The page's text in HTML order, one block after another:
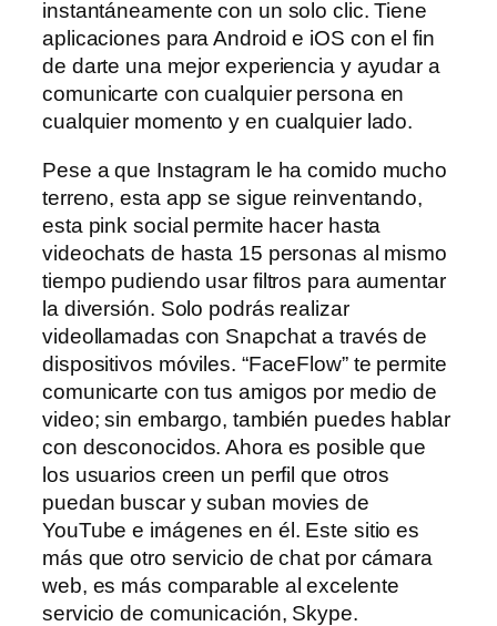
instantáneamente con un solo clic. Tiene
aplicaciones para Android e iOS con el fin
de darte una mejor experiencia y ayudar a
comunicarte con cualquier persona en
cualquier momento y en cualquier lado.
Pese a que Instagram le ha comido mucho
terreno, esta app se sigue reinventando,
esta pink social permite hacer hasta
videochats de hasta 15 personas al mismo
tiempo pudiendo usar filtros para aumentar
la diversión. Solo podrás realizar
videollamadas con Snapchat a través de
dispositivos móviles. “FaceFlow” te permite
comunicarte con tus amigos por medio de
video; sin embargo, también puedes hablar
con desconocidos. Ahora es posible que
los usuarios creen un perfil que otros
puedan buscar y suban movies de
YouTube e imágenes en él. Este sitio es
más que otro servicio de chat por cámara
web, es más comparable al excelente
servicio de comunicación, Skype.